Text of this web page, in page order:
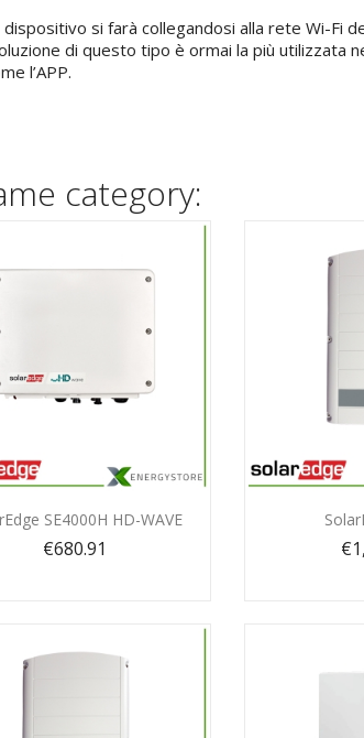
dispositivo si farà collegandosi alla rete Wi-Fi
di questo tipo è ormai la più
l’APP.
category:
 Quick view
SE4000H HD-WAVE
€680.91
